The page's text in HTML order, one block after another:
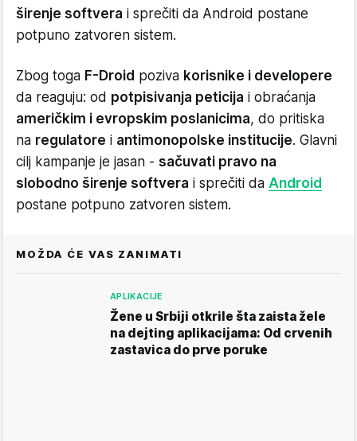
širenje softvera i sprečiti da Android postane
potpuno zatvoren sistem.
Zbog toga F-Droid poziva korisnike i developere
da reaguju: od potpisivanja peticija i obraćanja
američkim i evropskim poslanicima, do pritiska
na regulatore i antimonopolske institucije. Glavni
cilj kampanje je jasan - sačuvati pravo na
slobodno širenje softvera i sprečiti da Android
postane potpuno zatvoren sistem.
MOŽDA ĆE VAS ZANIMATI
APLIKACIJE
Žene u Srbiji otkrile šta zaista žele
na dejting aplikacijama: Od crvenih
zastavica do prve poruke